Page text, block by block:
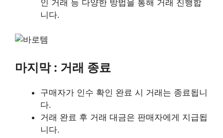
인 거래 등 다양한 방법을 통해 거래 진행합
니다.
마지막 : 거래 종료
구매자가 인수 확인 완료 시 거래는 종료됩니
다.
거래 완료 후 거래 대금은 판매자에게 지급됩
니다.